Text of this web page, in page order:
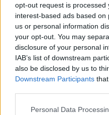
opt-out request is processed
interest-based ads based
us or personal information
your opt-out. You may
disclosure of your personal
IAB’s list of downstream
also be disclosed by us to
Downstream Participants
Please note that this
Personal Data
κραυγή που θα ήθελε
οποιοσδήποτε
συναντήσει εμπόδια
δεν τον αφήνουν να
παρουσία ηθοποιών
κωμικούς ρόλους
στη δραματική
ισορροπία, με